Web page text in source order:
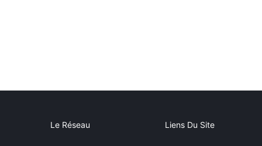
Le Réseau Liens Du Site